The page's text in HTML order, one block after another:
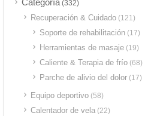
Categoría(332)
Recuperación & Cuidado (121)
Soporte de rehabilitación (17)
Herramientas de masaje (19)
Caliente & Terapia de frío (68)
Parche de alivio del dolor (17)
Equipo deportivo (58)
Calentador de vela (22)